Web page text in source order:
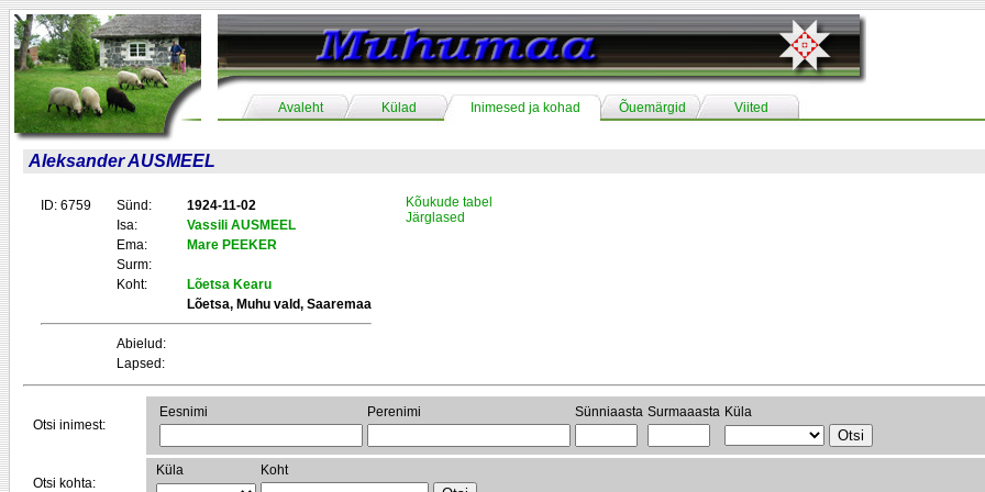
Avaleht Külad Inimesed ja kohad Õuemärgid Viited
Aleksander AUSMEEL
ID: 6759 Sünd:
1924-11-02
Isa:
Vassili AUSMEEL
Ema:
Mare PEEKER
Surm:
Koht:
Lõetsa Kearu
Lõetsa, Muhu vald, Saaremaa
Abielud:
Lapsed:
Kõukude tabel
Järglased
Otsi inimest:
Eesnimi Perenimi Sünniaasta Surmaaasta Küla
Otsi kohta:
Küla Koht